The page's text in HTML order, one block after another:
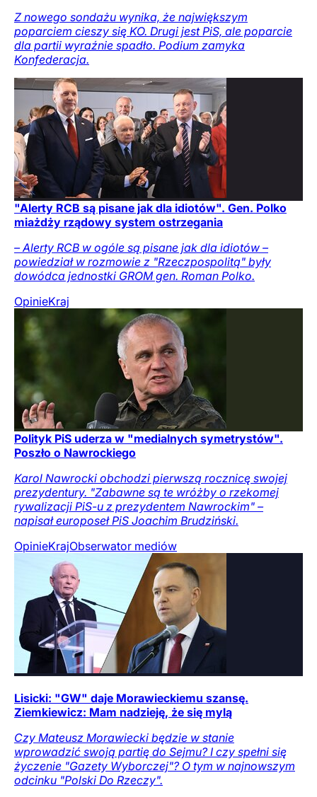
Z nowego sondażu wynika, że największym
poparciem cieszy się KO. Drugi jest PiS, ale poparcie
dla partii wyraźnie spadło. Podium zamyka
Konfederacja.
"Alerty RCB są pisane jak dla idiotów". Gen. Polko
miażdży rządowy system ostrzegania
– Alerty RCB w ogóle są pisane jak dla idiotów –
powiedział w rozmowie z "Rzeczpospolitą" były
dowódca jednostki GROM gen. Roman Polko.
OpinieKraj
Polityk PiS uderza w "medialnych symetrystów".
Poszło o Nawrockiego
Karol Nawrocki obchodzi pierwszą rocznicę swojej
prezydentury. "Zabawne są te wróżby o rzekomej
rywalizacji PiS-u z prezydentem Nawrockim" –
napisał europoseł PiS Joachim Brudziński.
OpinieKrajObserwator mediów
Lisicki: "GW" daje Morawieckiemu szansę.
Ziemkiewicz: Mam nadzieję, że się mylą
Czy Mateusz Morawiecki będzie w stanie
wprowadzić swoją partię do Sejmu? I czy spełni się
życzenie "Gazety Wyborczej"? O tym w najnowszym
odcinku "Polski Do Rzeczy".